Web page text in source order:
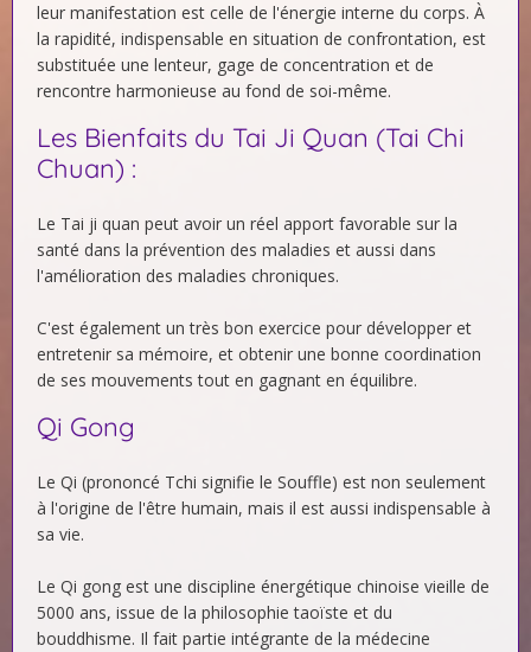
leur manifestation est celle de l'énergie interne du corps. À
la rapidité, indispensable en situation de confrontation, est
substituée une lenteur, gage de concentration et de
rencontre harmonieuse au fond de soi-même.
Les Bienfaits du Tai Ji Quan (Tai Chi
Chuan) :
Le Tai ji quan peut avoir un réel apport favorable sur la
santé dans la prévention des maladies et aussi dans
l'amélioration des maladies chroniques.
C'est également un très bon exercice pour développer et
entretenir sa mémoire, et obtenir une bonne coordination
de ses mouvements tout en gagnant en équilibre.
Qi Gong
Le Qi (prononcé Tchi signifie le Souffle) est non seulement
à l'origine de l'être humain, mais il est aussi indispensable à
sa vie.
Le Qi gong est une discipline énergétique chinoise vieille de
5000 ans, issue de la philosophie taoïste et du
bouddhisme. Il fait partie intégrante de la médecine